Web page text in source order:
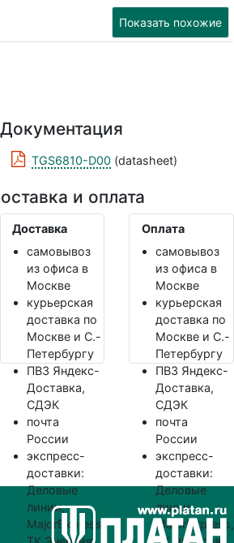
Показать похожие
Документация
TGS6810-D00 (datasheet)
и оплата
Доставка
самовывоз
из офиса в
Москве
курьерская
доставка по
Москве и С.-
Петербургу
ПВЗ Яндекс-
Доставка,
СДЭК
почта
России
экспресс-
доставки:
Деловые
линии,
MajorExpress,
Оплата
самовывоз
из офиса в
Москве
курьерская
доставка по
Москве и С.-
Петербургу
ПВЗ Яндекс-
Доставка,
СДЭК
почта
России
экспресс-
доставки:
Деловые
линии,
MajorExpress,